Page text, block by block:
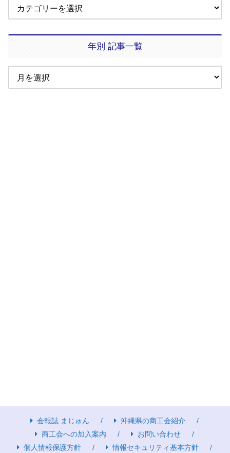
年別 記事一覧
会報誌 まじゅん
沖縄県の商工会紹介
商工会への加入案内
お問い合わせ
個人情報保護方針
情報セキュリティ基本方針